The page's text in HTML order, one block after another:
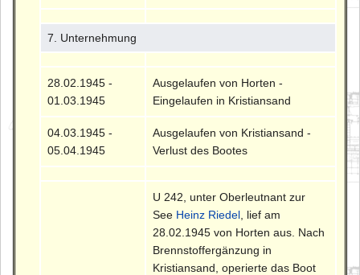
7. Unternehmung
28.02.1945 -
01.03.1945
Ausgelaufen von Horten -
Eingelaufen in Kristiansand
04.03.1945 -
05.04.1945
Ausgelaufen von Kristiansand -
Verlust des Bootes
U 242, unter Oberleutnant zur
See Heinz Riedel , lief am
28.02.1945 von Horten aus. Nach
Brennstoffergänzung in
Kristiansand, operierte das Boot